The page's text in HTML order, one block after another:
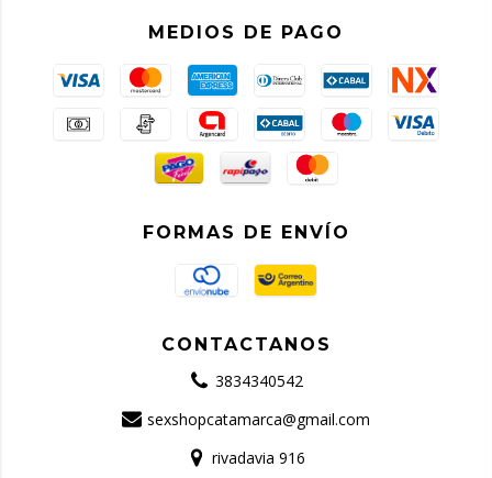
MEDIOS DE PAGO
FORMAS DE ENVÍO
CONTACTANOS
3834340542
sexshopcatamarca@gmail.com
rivadavia 916